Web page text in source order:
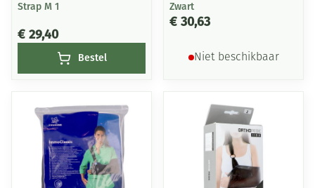
Strap M 1
€ 29,40
Bestel
Zwart
€ 30,63
Niet beschikbaar